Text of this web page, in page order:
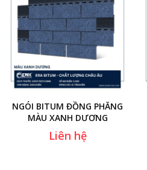
NGÓI BITUM ĐỒNG PHĂNG
MÀU XANH DƯƠNG
Liên hệ